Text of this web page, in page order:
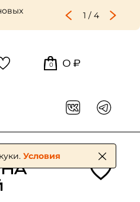
1 / 4
0 0 ₽
Условия